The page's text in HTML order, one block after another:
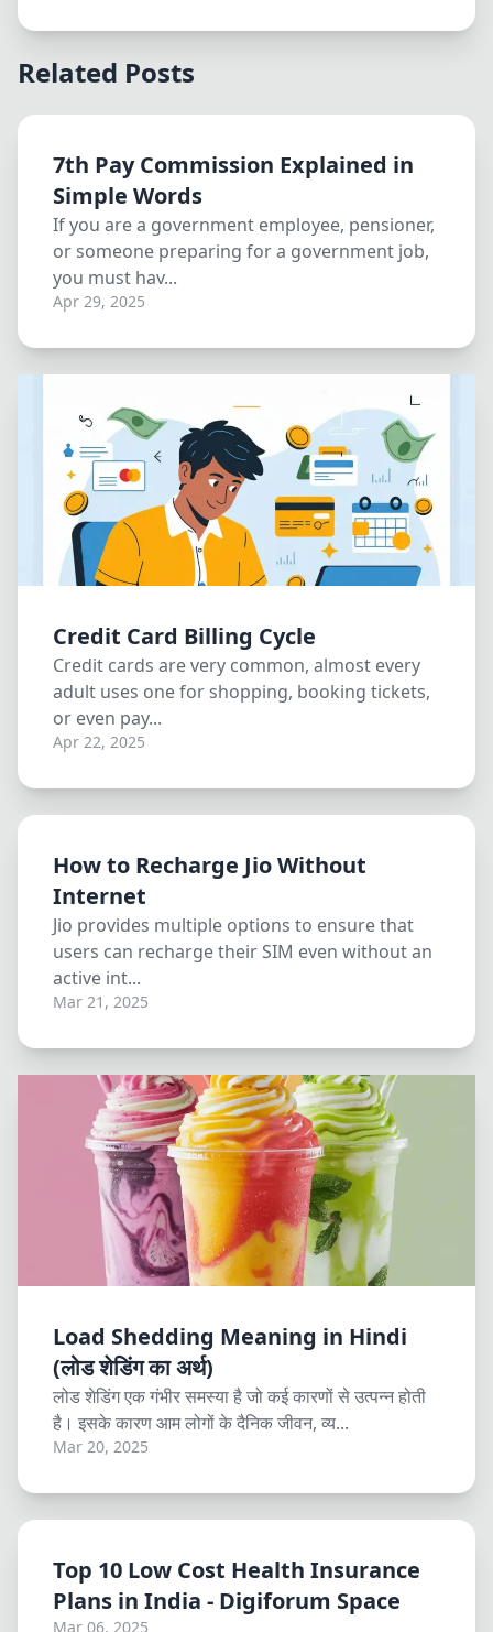
Related Posts
7th Pay Commission Explained in
Simple Words
If you are a government employee, pensioner,
or someone preparing for a government job,
you must hav...
Apr 29, 2025
Credit Card Billing Cycle
Credit cards are very common, almost every
adult uses one for shopping, booking tickets,
or even pay...
Apr 22, 2025
How to Recharge Jio Without
Internet
Jio provides multiple options to ensure that
users can recharge their SIM even without an
active int...
Mar 21, 2025
Load Shedding Meaning in Hindi
(लोड शेडिंग का अर्थ)
लोड शेडिंग एक गंभीर समस्या है जो कई कारणों से उत्पन्न होती
है। इसके कारण आम लोगों के दैनिक जीवन, व्य...
Mar 20, 2025
Top 10 Low Cost Health Insurance
Plans in India - Digiforum Space
Mar 06, 2025